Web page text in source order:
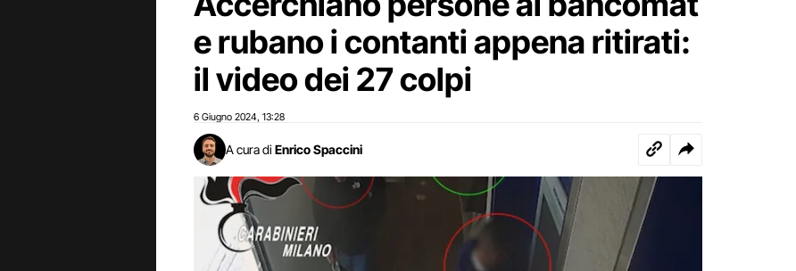
e rubano i contanti appena ritirati:
il video dei 27 colpi
6 Giugno 2024 13:28
A cura di Enrico Spaccini